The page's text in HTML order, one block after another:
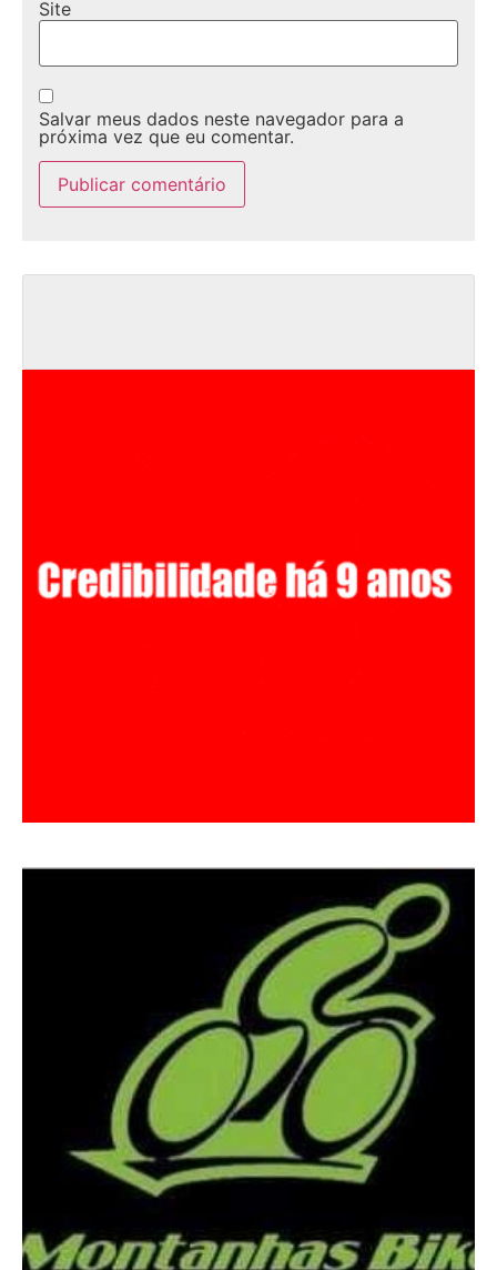
Site
Salvar meus dados neste navegador para a
próxima vez que eu comentar.